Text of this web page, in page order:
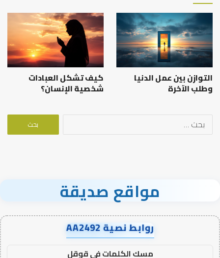
التوازن بين عمل الدنيا
وطلب الآخرة
كيف تشكل العبادات
شخصية الإنسان؟
البحث
مواقع صديقة
روابط نصية AA2492
مسك الكلمات في قوقل